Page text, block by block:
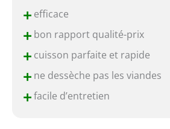
+efficace
+bon rapport qualité-prix
+cuisson parfaite et rapide
+ne dessèche pas les viandes
+facile d’entretien